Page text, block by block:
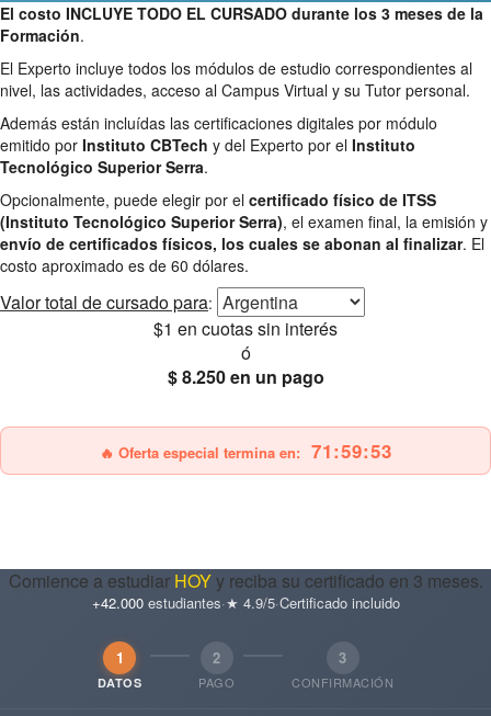
El costo INCLUYE TODO EL CURSADO durante los 3 meses de la
Formación.
El Experto incluye todos los módulos de estudio correspondientes al
nivel, las actividades, acceso al Campus Virtual y su Tutor personal.
Además están incluídas las certificaciones digitales por módulo
emitido por Instituto CBTech y del Experto por el Instituto
Tecnológico Superior Serra.
Opcionalmente, puede elegir por el certificado físico de ITSS
(Instituto Tecnológico Superior Serra), el examen final, la emisión y
envío de certificados físicos, los cuales se abonan al finalizar. El
costo aproximado es de 60 dólares.
Valor total de cursado para:
$1 en cuotas sin interés
ó
$ 8.250en un pago
🔥 Oferta especial termina en: 71:59:52
Comience a estudiar HOYy reciba su certificado en 3 meses.
+42.000estudiantes·★ 4.9/5·Certificado incluido
1
DATOS
2
PAGO
3
CONFIRMACIÓN